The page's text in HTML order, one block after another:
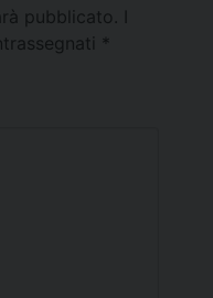
pubblicato.
*